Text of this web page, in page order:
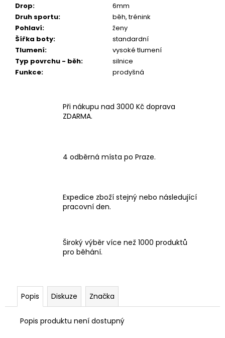
Drop:
6mm
Druh sportu:
běh, trénink
Pohlaví:
ženy
Šířka boty:
standardní
Tlumení:
vysoké tlumení
Typ povrchu - běh:
silnice
Funkce: prodyšná
Při nákupu nad 3000 Kč doprava
ZDARMA.
4 odběrná místa po Praze.
Expedice zboží stejný nebo následující
pracovní den.
Široký výběr více než 1000 produktů
pro běhání.
Popis Diskuze Značka
Popis produktu není dostupný